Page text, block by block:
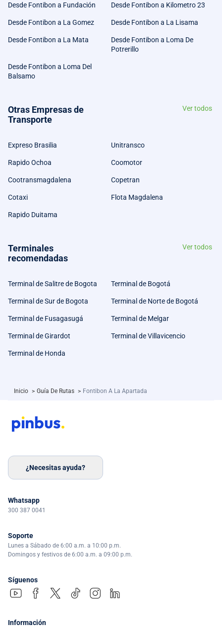
Desde Fontibon a Fundación Desde Fontibon a Kilometro 23
Desde Fontibon a La Gomez Desde Fontibon a La Lisama
Desde Fontibon a La Mata
Desde Fontibon a Loma De
Potrerillo
Desde Fontibon a Loma Del
Balsamo
Otras Empresas de
Transporte
Ver todos
Expreso Brasilia Unitransco
Rapido Ochoa Coomotor
Cootransmagdalena Copetran
Cotaxi Flota Magdalena
Rapido Duitama
Terminales
recomendadas
Ver todos
Terminal de Salitre de Bogota Terminal de Bogotá
Terminal de Sur de Bogota Terminal de Norte de Bogotá
Terminal de Fusagasugá Terminal de Melgar
Terminal de Girardot Terminal de Villavicencio
Terminal de Honda
Inicio > Guía De Rutas > Fontibon A La Apartada
¿Necesitas ayuda?
Whatsapp
300 387 0041
Soporte
Lunes a Sábado de 6:00 a.m. a 10:00 p.m.
Domingos y festivos de 6:00 a.m. a 09:00 p.m.
Síguenos
Información